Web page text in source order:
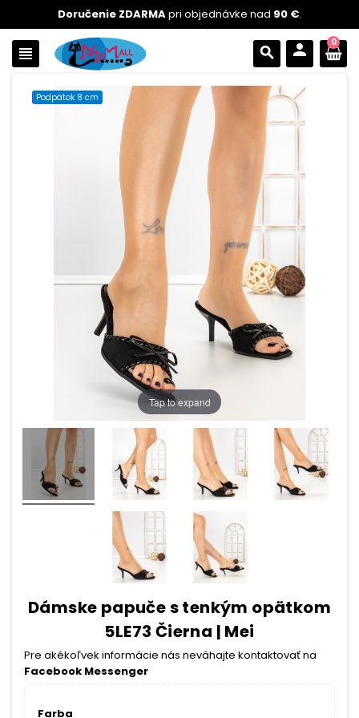
Doručenie ZDARMApri objednávke nad 90 €.
view_headline search person 0
Tap to expand
Podpätok 8 cm
Dámske papuče s tenkým opätkom
5LE73 Čierna | Mei
Pre akékoľvek informácie nás neváhajte kontaktovať na
Facebook Messenger
Farba